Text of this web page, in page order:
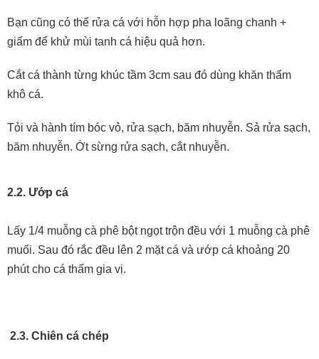
Bạn cũng có thể rửa cá với hỗn hợp pha loãng chanh +
giấm để khử mùi tanh cá hiệu quả hơn.
Cắt cá thành từng khúc tầm 3cm sau đó dùng khăn thấm
khô cá.
Tỏi và hành tím bóc vỏ, rửa sạch, băm nhuyễn. Sả rửa sạch,
băm nhuyễn. Ớt sừng rửa sạch, cắt nhuyễn.
2.2. Ướp cá
Lấy 1/4 muỗng cà phê bột ngọt trộn đều với 1 muỗng cà phê
muối. Sau đó rắc đều lên 2 mặt cá và ướp cá khoảng 20
phút cho cá thấm gia vị.
2.3. Chiên cá chép